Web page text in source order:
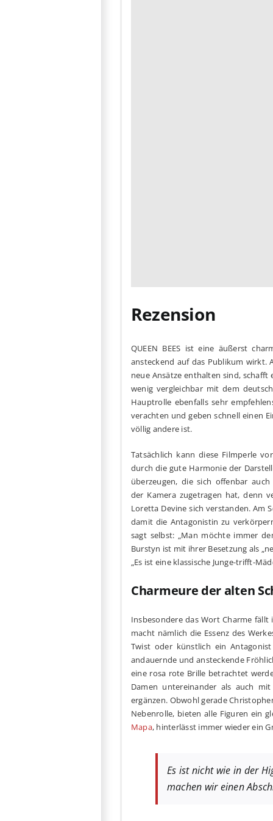
Rezension
QUEEN BEES ist eine äußerst
ansteckend auf das Publikum wirkt.
neue Ansätze enthalten sind,
wenig vergleichbar mit dem
Hauptrolle ebenfalls sehr
verachten und geben schnell einen
völlig andere ist.
Tatsächlich kann diese Filmperle
durch die gute Harmonie der
überzeugen, die sich offenbar
der Kamera zugetragen hat, denn
Loretta Devine sich verstanden. Am
damit die Antagonistin zu
sagt selbst: „Man möchte immer
Burstyn ist mit ihrer Besetzung als
„Es ist eine klassische Junge-trifft-
Charmeure der alten
Insbesondere das Wort Charme
macht nämlich die Essenz des
Twist oder künstlich ein
andauernde und ansteckende
eine rosa rote Brille betrachtet
Damen untereinander als auch
ergänzen. Obwohl gerade
Nebenrolle, bieten alle Figuren ein
Mapa, hinterlässt immer wieder ein
Es ist nicht wie in der
machen wir einen